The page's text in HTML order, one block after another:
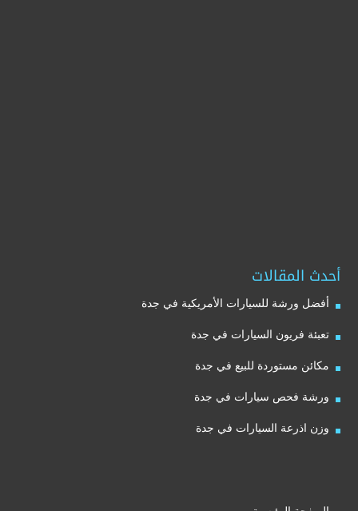
أحدث المقالات
أفضل ورشة للسيارات الأمريكية في جدة
تعبئة فريون السيارات في جدة
مكائن مستوردة للبيع في جدة
ورشة فحص سيارات في جدة
وزن اذرعة السيارات في جدة